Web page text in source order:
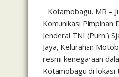
Kotamobagu, MR –
Komunikasi Pimpinan
Jenderal TNI (Purn.)
Jaya, Kelurahan
resmi kenegaraan
Kotamobagu di lokasi